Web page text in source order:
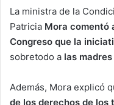
La ministra de la
Patricia Mora comentó
Congreso que la
sobretodo a las
Además, Mora explicó
de los derechos de los